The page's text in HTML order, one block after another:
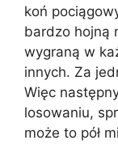
koń
bardzo hojną
wygraną w
innych. Za
Więc
losowaniu,
może to pół